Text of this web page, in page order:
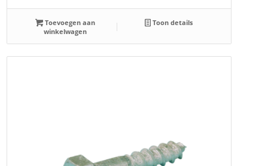
Toevoegen aan
winkelwagen
Toon details